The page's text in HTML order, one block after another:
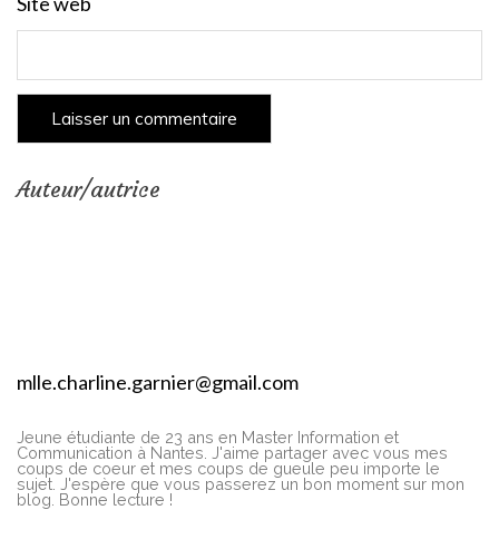
Auteur/autrice
mlle.charline.garnier@gmail.com
Jeune étudiante de 23 ans en Master Information et
Communication à Nantes. J'aime partager avec vous mes
coups de coeur et mes coups de gueule peu importe le
sujet. J'espère que vous passerez un bon moment sur mon
blog. Bonne lecture !